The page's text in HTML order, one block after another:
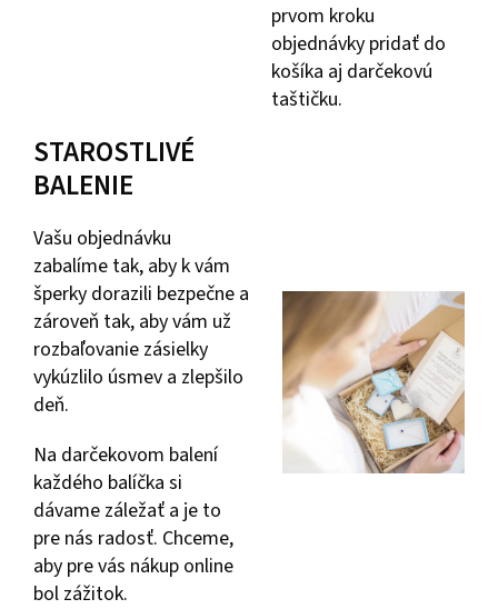
prvom kroku
objednávky pridať do
košíka aj darčekovú
taštičku.
STAROSTLIVÉ
BALENIE
Vašu objednávku
zabalíme tak, aby k vám
šperky dorazili bezpečne a
zároveň tak, aby vám už
rozbaľovanie zásielky
vykúzlilo úsmev a zlepšilo
deň.
Na darčekovom balení
každého balíčka si
dávame záležať a je to
pre nás radosť. Chceme,
aby pre vás nákup online
bol zážitok.